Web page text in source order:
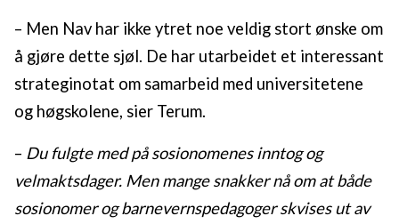
– Men Nav har ikke ytret noe veldig stort ønske om
å gjøre dette sjøl. De har utarbeidet et interessant
strateginotat om samarbeid med universitetene
og høgskolene, sier Terum.
– Du fulgte med på sosionomenes inntog og
velmaktsdager. Men mange snakker nå om at både
sosionomer og barnevernspedagoger skvises ut av